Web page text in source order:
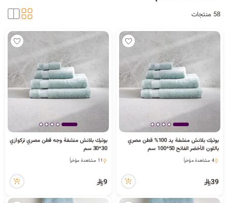
د
58 منتجات
بوتيك بلانش منشفة يد 100% قطن مصري
باللون الأخضر الفاتح 50*100 سم
4 مشاهدة مؤخراً
39
بوتيك بلانش منشفة وجه قطن مصري تركوازي
30*30 سم
11 مشاهدة مؤخراً
9